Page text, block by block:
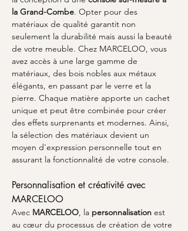
la Grand-Combe. Opter pour des
matériaux de qualité garantit non
seulement la durabilité mais aussi la beauté
de votre meuble. Chez MARCELOO, vous
avez accès à une large gamme de
matériaux, des bois nobles aux métaux
élégants, en passant par le verre et la
pierre. Chaque matière apporte un cachet
unique et peut être combinée pour créer
des effets surprenants et modernes. Ainsi,
la sélection des matériaux devient un
moyen d'expression personnelle tout en
assurant la fonctionnalité de votre console.
Personnalisation et créativité avec
MARCELOO
Avec MARCELOO, la personnalisation est
au cœur du processus de création de votre